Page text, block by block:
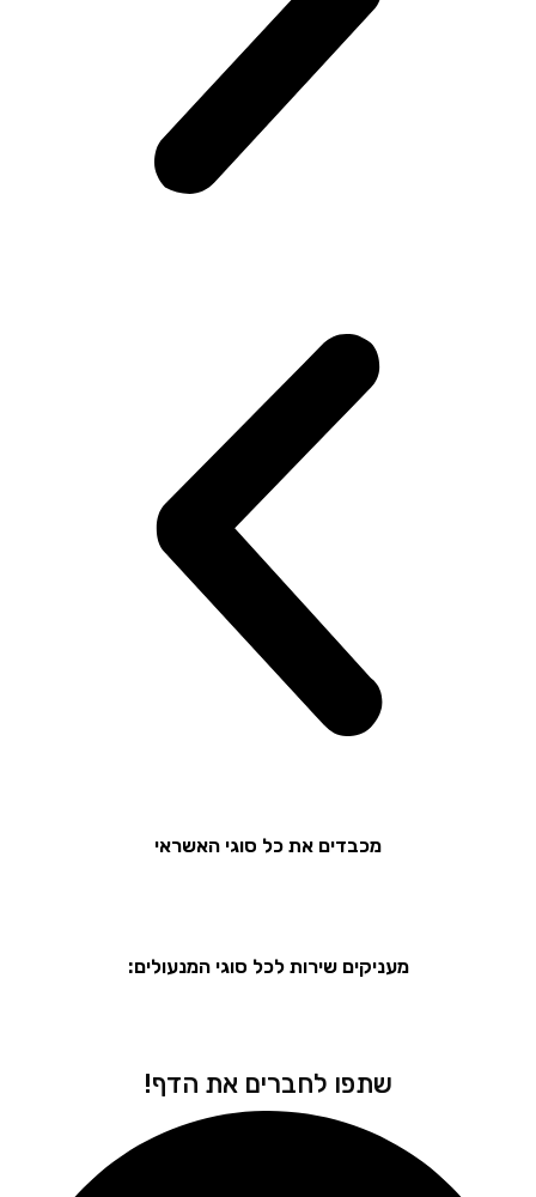
מכבדים את כל סוגי האשראי
מעניקים שירות לכל סוגי המנעולים:
שתפו לחברים את הדף!